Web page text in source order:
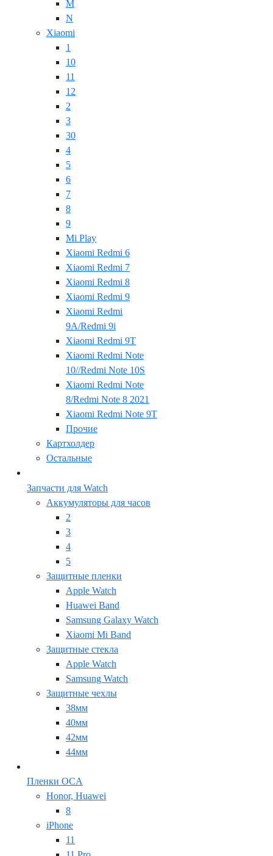
M
N
Xiaomi
1
10
11
12
2
3
30
4
5
6
7
8
9
Mi Play
Xiaomi Redmi 6
Xiaomi Redmi 7
Xiaomi Redmi 8
Xiaomi Redmi 9
Xiaomi Redmi
9A/Redmi 9i
Xiaomi Redmi 9T
Xiaomi Redmi Note
10//Redmi Note 10S
Xiaomi Redmi Note
8/Redmi Note 8 2021
Xiaomi Redmi Note 9T
Прочие
Картхолдер
Остальные
Запчасти для Watch
Аккумуляторы для часов
2
3
4
5
Защитные пленки
Apple Watch
Huawei Band
Samsung Galaxy Watch
Xiaomi Mi Band
Защитные стекла
Apple Watch
Samsung Watch
Защитные чехлы
38мм
40мм
42мм
44мм
Пленки OCA
Honor, Huawei
8
iPhone
11